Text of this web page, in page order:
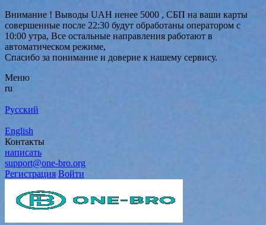
Внимание ! Выводы UAH иенее 5000 , СБП на ваши карты
совершенные после 22:30 будут обработаны оператором с
10:00 утра, Все остальные направления работают в
автоматическом режиме,
Спасибо за понимание и доверие к нашему сервису.
Меню
ru
Русский
English
Контакты
написать
support@one-bro.org
Регистрация Войти